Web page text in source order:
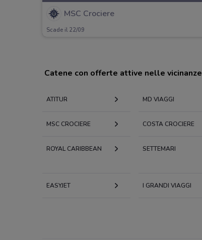
MSC Crociere
Scade il 22/09
Catene con offerte attive nelle vicinanze
ATITUR MD VIAGGI
MSC CROCIERE COSTA CROCIERE
ROYAL CARIBBEAN SETTEMARI
EASYJET I GRANDI VIAGGI